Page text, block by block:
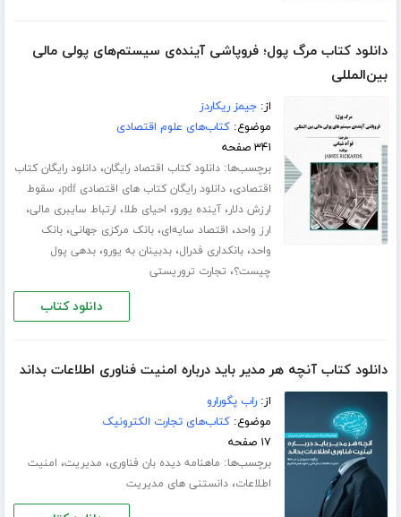
دانلود کتاب مرگ پول؛ فروپاشی آینده‌ی سیستم‌های پولی مالی
بین‌المللی
از:جیمز ریکاردز
موضوع:کتاب‌های علوم اقتصادی
۳۴۱ صفحه
برچسب‌ها:دانلود کتاب اقتصاد رایگان،دانلود رایگان کتاب
اقتصادی،دانلود رایگان کتاب های اقتصادی pdf ، سقوط
ارزش دلار،آینده یورو، احیای طلا، ارتباط سایبری مالی،
ارز واحد، اقتصاد سایه‌ای،بانک مرکزی جهانی،بانک
واحد،بانکداری فدرال،بدبینان به یورو،بدهی پول
چیست؟، تجارت تروریستی
دانلود کتاب
دانلود کتاب آنچه هر مدیر باید درباره امنیت فناوری اطلاعات بداند
از:راب پگورارو
موضوع:کتاب‌های تجارت الکترونیک
۱۷ صفحه
برچسب‌ها: ماهنامه دیده بان فناوری، مدیریت، امنیت
اطلاعات،دانستنی های مدیریت